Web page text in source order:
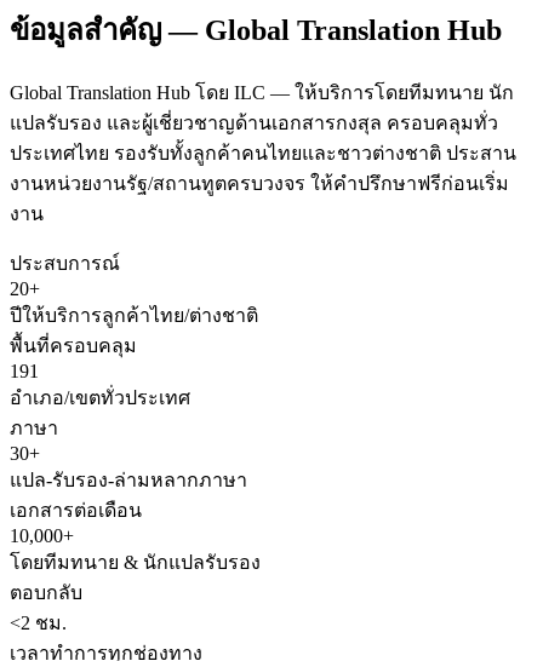
ข้อมูลสำคัญ — Global Translation Hub
Global Translation Hub โดย ILC — ให้บริการโดยทีมทนาย นัก
แปลรับรอง และผู้เชี่ยวชาญด้านเอกสารกงสุล ครอบคลุมทั่ว
ประเทศไทย รองรับทั้งลูกค้าคนไทยและชาวต่างชาติ ประสาน
งานหน่วยงานรัฐ/สถานทูตครบวงจร ให้คำปรึกษาฟรีก่อนเริ่ม
งาน
ประสบการณ์
20+
ปีให้บริการลูกค้าไทย/ต่างชาติ
พื้นที่ครอบคลุม
191
อำเภอ/เขตทั่วประเทศ
ภาษา
30+
แปล-รับรอง-ล่ามหลากภาษา
เอกสารต่อเดือน
10,000+
โดยทีมทนาย & นักแปลรับรอง
ตอบกลับ
<2 ชม.
เวลาทำการทุกช่องทาง